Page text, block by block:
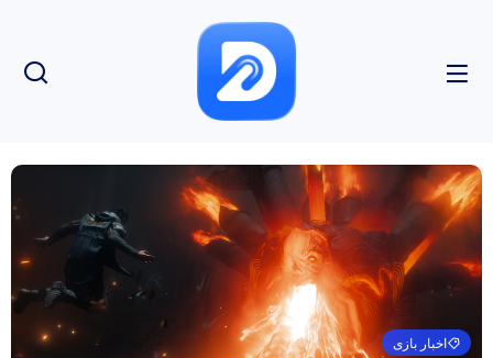
اخبار بازی